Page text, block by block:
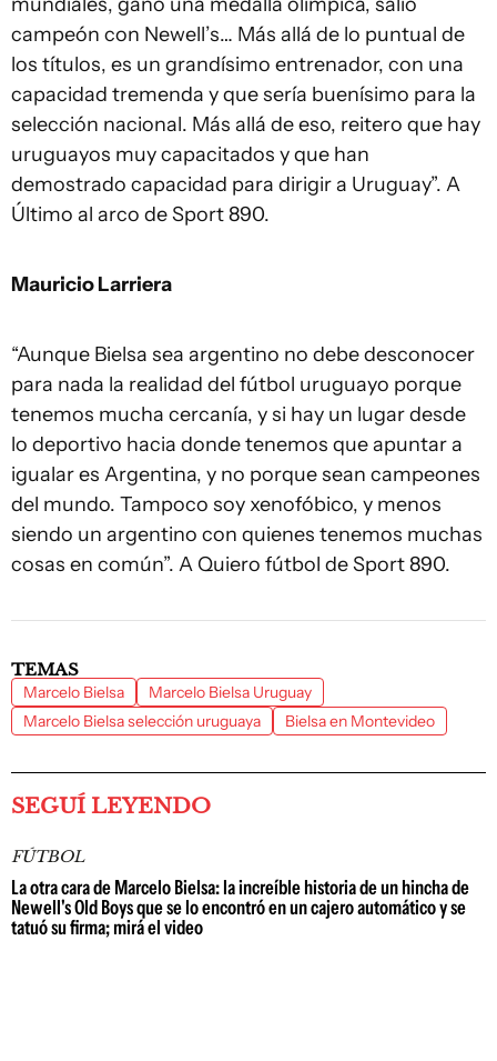
campeón con Newell’s… Más allá de lo puntual de
los títulos, es un grandísimo entrenador, con una
capacidad tremenda y que sería buenísimo para la
selección nacional. Más allá de eso, reitero que hay
uruguayos muy capacitados y que han
demostrado capacidad para dirigir a Uruguay”. A
Último al arco de Sport 890.
Mauricio Larriera
“Aunque Bielsa sea argentino no debe desconocer
para nada la realidad del fútbol uruguayo porque
tenemos mucha cercanía, y si hay un lugar desde
lo deportivo hacia donde tenemos que apuntar a
igualar es Argentina, y no porque sean campeones
del mundo. Tampoco soy xenofóbico, y menos
siendo un argentino con quienes tenemos muchas
cosas en común”. A Quiero fútbol de Sport 890.
TEMAS
Marcelo Bielsa
Marcelo Bielsa Uruguay
Marcelo Bielsa selección uruguaya
Bielsa en Montevideo
SEGUÍ LEYENDO
FÚTBOL
La otra cara de Marcelo Bielsa: la increíble historia de un hincha de
Newell's Old Boys que se lo encontró en un cajero automático y se
tatuó su firma; mirá el video